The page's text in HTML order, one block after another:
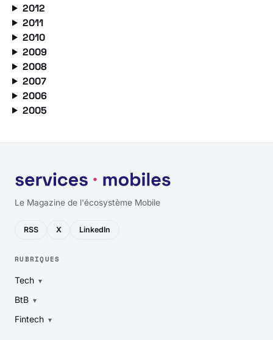
2012
2011
2010
2009
2008
2007
2006
2005
Le Magazine de l'écosystème Mobile
RSS X LinkedIn
RUBRIQUES
Tech
BtB
Fintech